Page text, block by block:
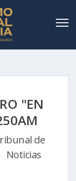
"EN
de
Noticias